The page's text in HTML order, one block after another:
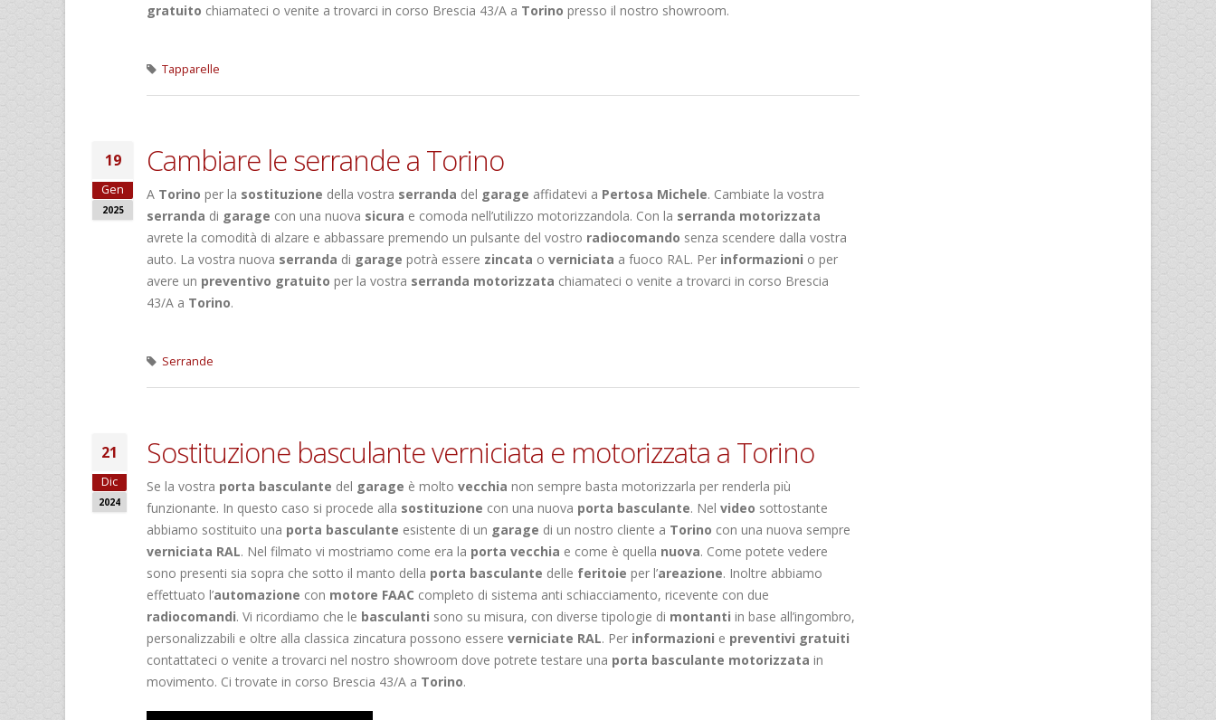
gratuito chiamateci o venite a trovarci in corso Brescia 43/A a Torino presso il nostro showroom.
Tapparelle
19
Gen
2025
Cambiare le serrande a Torino
A Torino per la sostituzione della vostra serranda del garage affidatevi a Pertosa Michele. Cambiate la vostra
serranda di garage con una nuova sicura e comoda nell’utilizzo motorizzandola. Con la serranda motorizzata
avrete la comodità di alzare e abbassare premendo un pulsante del vostro radiocomando senza scendere dalla vostra
auto. La vostra nuova serranda di garage potrà essere zincata o verniciata a fuoco RAL. Per informazioni o per
avere un preventivo gratuito per la vostra serranda motorizzata chiamateci o venite a trovarci in corso Brescia
43/A a Torino.
Serrande
21
Dic
2024
Sostituzione basculante verniciata e motorizzata a Torino
Se la vostra porta basculante del garage è molto vecchia non sempre basta motorizzarla per renderla più
funzionante. In questo caso si procede alla sostituzione con una nuova porta basculante. Nel video sottostante
abbiamo sostituito una porta basculante esistente di un garage di un nostro cliente a Torino con una nuova sempre
verniciata RAL. Nel filmato vi mostriamo come era la porta vecchia e come è quella nuova. Come potete vedere
sono presenti sia sopra che sotto il manto della porta basculante delle feritoie per l’areazione. Inoltre abbiamo
effettuato l’automazione con motore FAAC completo di sistema anti schiacciamento, ricevente con due
radiocomandi. Vi ricordiamo che le basculanti sono su misura, con diverse tipologie di montanti in base all’ingombro,
personalizzabili e oltre alla classica zincatura possono essere verniciate RAL. Per informazioni e preventivi gratuiti
contattateci o venite a trovarci nel nostro showroom dove potrete testare una porta basculante motorizzata in
movimento. Ci trovate in corso Brescia 43/A a Torino.